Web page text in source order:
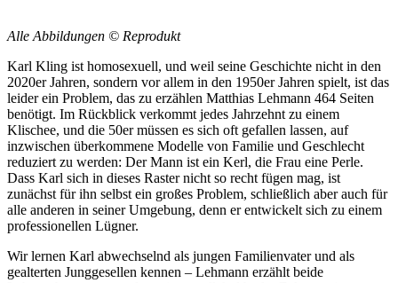
Alle Abbildungen © Reprodukt
Karl Kling ist homosexuell, und weil seine Geschichte nicht in den
2020er Jahren, sondern vor allem in den 1950er Jahren spielt, ist das
leider ein Problem, das zu erzählen Matthias Lehmann 464 Seiten
benötigt. Im Rückblick verkommt jedes Jahrzehnt zu einem
Klischee, und die 50er müssen es sich oft gefallen lassen, auf
inzwischen überkommene Modelle von Familie und Geschlecht
reduziert zu werden: Der Mann ist ein Kerl, die Frau eine Perle.
Dass Karl sich in dieses Raster nicht so recht fügen mag, ist
zunächst für ihn selbst ein großes Problem, schließlich aber auch für
alle anderen in seiner Umgebung, denn er entwickelt sich zu einem
professionellen Lügner.
Wir lernen Karl abwechselnd als jungen Familienvater und als
gealterten Junggesellen kennen – Lehmann erzählt beide